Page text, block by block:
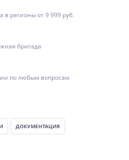
в регионы от 9 999 руб.
бригада
по любым вопросам
ДОКУМЕНТАЦИЯ